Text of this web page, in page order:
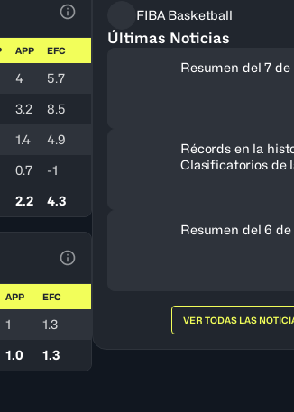
Ver la leyenda
APP EFC
4
5.7
3.2
8.5
1.4
4.9
0.7
-1
2.2 4.3
APP EFC
1
1.3
1.0 1.3
FIBA Basketball
Últimas Noticias
Resumen del 7 de
Récords en la
Clasificatorios de
Resumen del 6 de
VER TODAS LAS